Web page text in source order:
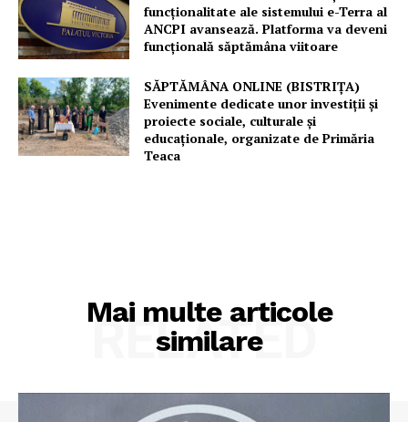
funcționalitate ale sistemului e-Terra al
ANCPI avansează. Platforma va deveni
funcțională săptămâna viitoare
SĂPTĂMÂNA ONLINE (BISTRIȚA)
Evenimente dedicate unor investiții și
proiecte sociale, culturale și
educaționale, organizate de Primăria
Teaca
Mai multe articole
similare
RELATED